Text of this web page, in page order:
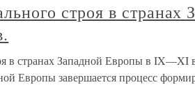
строя в странах
в странах Западной Европы в
Европы завершается процесс